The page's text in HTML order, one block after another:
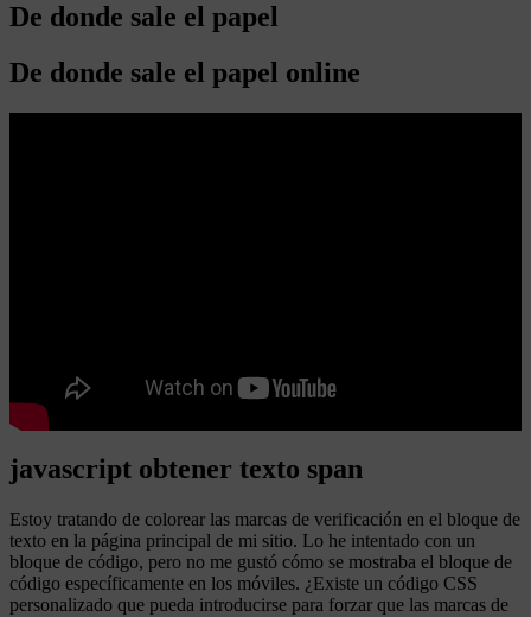
De donde sale el papel
De donde sale el papel online
javascript obtener texto span
Estoy tratando de colorear las marcas de verificación en el bloque de
texto en la página principal de mi sitio. Lo he intentado con un
bloque de código, pero no me gustó cómo se mostraba el bloque de
código específicamente en los móviles. ¿Existe un código CSS
personalizado que pueda introducirse para forzar que las marcas de